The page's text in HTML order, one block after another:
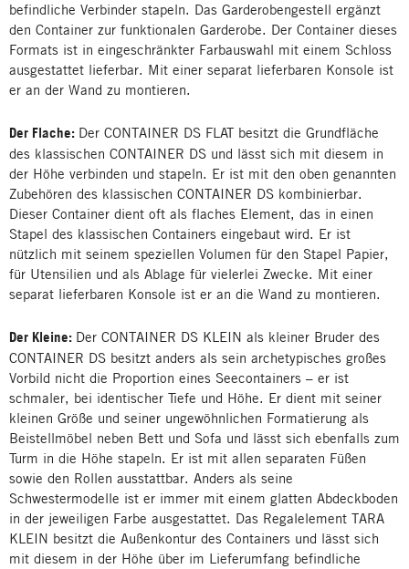
befindliche Verbinder stapeln. Das Garderobengestell ergänzt
den Container zur funktionalen Garderobe. Der Container dieses
Formats ist in eingeschränkter Farbauswahl mit einem Schloss
ausgestattet lieferbar. Mit einer separat lieferbaren Konsole ist
er an der Wand zu montieren.
Der Flache: Der CONTAINER DS FLAT besitzt die Grundfläche
des klassischen CONTAINER DS und lässt sich mit diesem in
der Höhe verbinden und stapeln. Er ist mit den oben genannten
Zubehören des klassischen CONTAINER DS kombinierbar.
Dieser Container dient oft als flaches Element, das in einen
Stapel des klassischen Containers eingebaut wird. Er ist
nützlich mit seinem speziellen Volumen für den Stapel Papier,
für Utensilien und als Ablage für vielerlei Zwecke. Mit einer
separat lieferbaren Konsole ist er an die Wand zu montieren.
Der Kleine: Der CONTAINER DS KLEIN als kleiner Bruder des
CONTAINER DS besitzt anders als sein archetypisches großes
Vorbild nicht die Proportion eines Seecontainers – er ist
schmaler, bei identischer Tiefe und Höhe. Er dient mit seiner
kleinen Größe und seiner ungewöhnlichen Formatierung als
Beistellmöbel neben Bett und Sofa und lässt sich ebenfalls zum
Turm in die Höhe stapeln. Er ist mit allen separaten Füßen
sowie den Rollen ausstattbar. Anders als seine
Schwestermodelle ist er immer mit einem glatten Abdeckboden
in der jeweiligen Farbe ausgestattet. Das Regalelement TARA
KLEIN besitzt die Außenkontur des Containers und lässt sich
mit diesem in der Höhe über im Lieferumfang befindliche